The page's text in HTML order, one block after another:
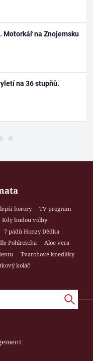
Motorkář na Znojemsku
na 36 stupňů.
horory
TV program
Kdy budou volby
7 pádů Honzy Dědka
Pohlreicha
Aloe vera
Tvarohové knedlíky
koláč